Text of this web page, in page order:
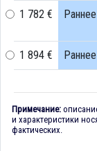
1 782 €
1 894 €
Примечание:
и характеристики
фактических.